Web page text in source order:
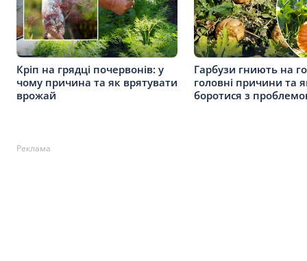
Кріп на грядці почервонів: у
чому причина та як врятувати
врожай
Гарбузи гниють на
головні причини та
боротися з
Реклама